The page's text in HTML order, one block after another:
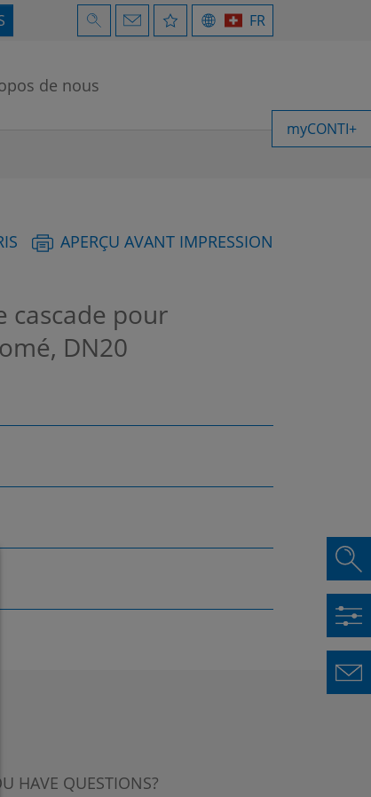
FR
de nous
myCONTI+
APERÇU AVANT IMPRESSION
cascade pour
DN20
HAVE QUESTIONS?